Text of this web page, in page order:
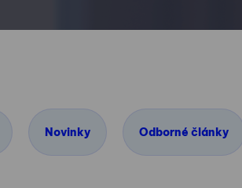
Novinky Odborné články